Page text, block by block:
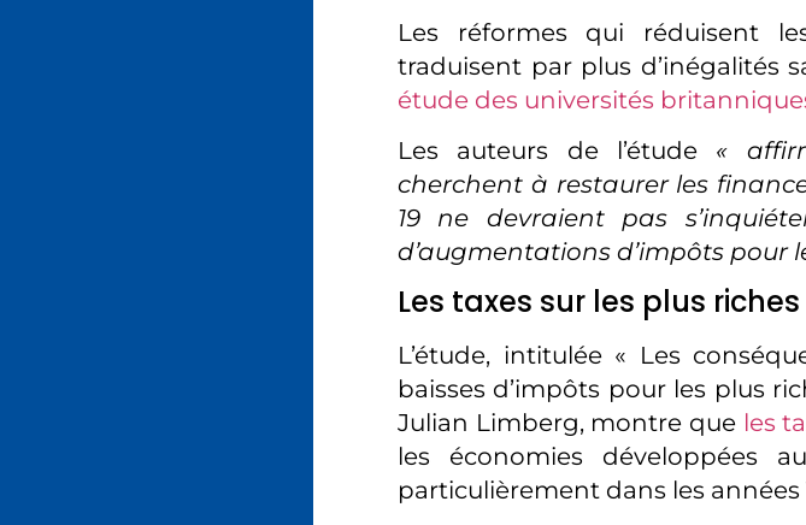
Les réformes qui réduisent
traduisent par plus d’inégalités
étude des universités
Les auteurs de l’étude «
cherchent à restaurer les
19 ne devraient pas
d’augmentations d’impôts pour
Les taxes sur les plus
L’étude, intitulée « Les
baisses d’impôts pour les plus
Julian Limberg, montre que les
les économies développées
particulièrement dans les années